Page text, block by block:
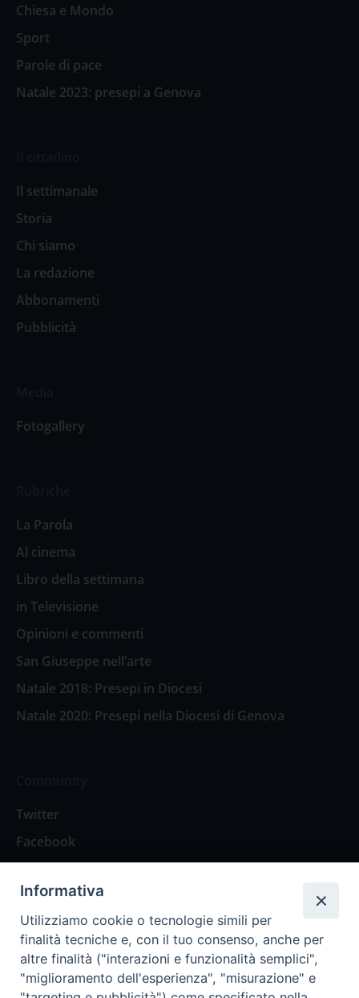
Chiesa e Mondo
Sport
Parole di pace
Natale 2023: presepi a Genova
Il settimanale
Storia
Chi siamo
La redazione
Abbonamenti
Pubblicità
Fotogallery
La Parola
Al cinema
Libro della settimana
in Televisione
Opinioni e commenti
San Giuseppe nell’arte
Natale 2018: Presepi in Diocesi
Natale 2020: Presepi nella Diocesi di Genova
Twitter
Facebook
Contattaci
Spazio Lettori
Eventi
Informativa
Utilizziamo cookie o tecnologie simili per
finalità tecniche e, con il tuo consenso, anche per
altre finalità ("interazioni e funzionalità semplici",
"miglioramento dell'esperienza", "misurazione" e